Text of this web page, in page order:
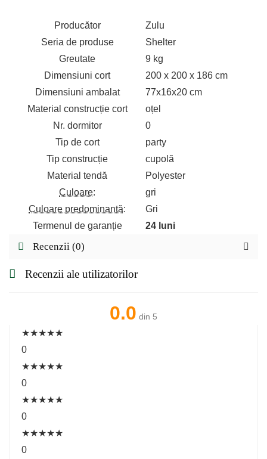
Producător
Zulu
Seria de produse
Shelter
Greutate
9 kg
Dimensiuni cort
200 x 200 x 186 cm
Dimensiuni ambalat
77x16x20 cm
Material construcție cort
oțel
Nr. dormitor
0
Tip de cort
party
Tip construcție
cupolă
Material tendă
Polyester
Culoare:
gri
Culoare predominantă:
Gri
Termenul de garanție
24 luni
Recenzii (0)
Recenzii ale utilizatorilor
0.0 din 5
★★★★★
0
★★★★★
0
★★★★★
0
★★★★★
0